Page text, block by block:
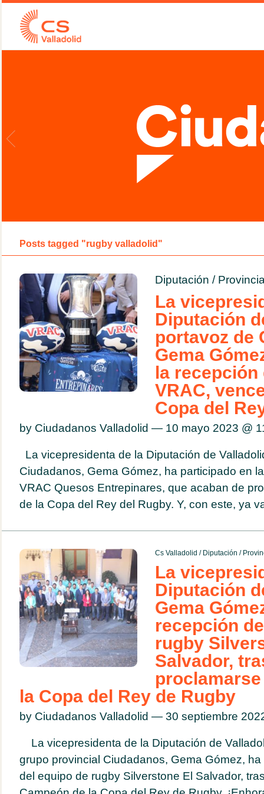
Posts tagged "rugby valladolid"
Diputación /
La
Diputación
portavoz de
Gema
la recepción
VRAC,
Copa del
by Ciudadanos Valladolid — 10 mayo 2023 @
La vicepresidenta de la Diputación de
Ciudadanos, Gema Gómez, ha participado en
VRAC Quesos Entrepinares, que acaban de
de la Copa del Rey del Rugby. Y, con este, ya
Cs Valladolid / Diputación /
La
Diputación
Gema
recepción
rugby
Salvador,
la Copa del Rey de Rugby
by Ciudadanos Valladolid — 30 septiembre
La vicepresidenta de la Diputación de
grupo provincial Ciudadanos, Gema Gómez,
del equipo de rugby Silverstone El Salvador,